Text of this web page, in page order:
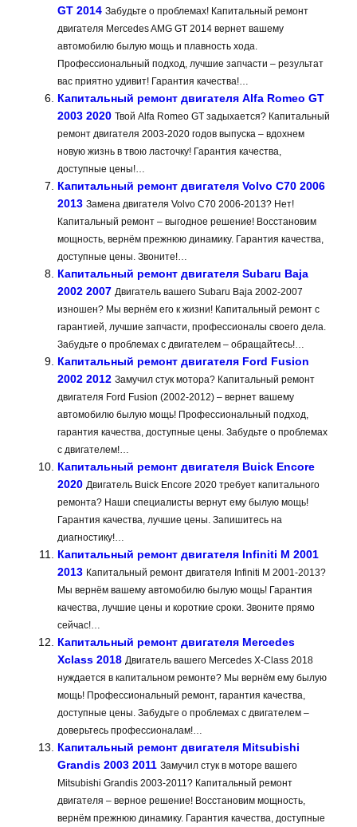
GT 2014 Забудьте о проблемах! Капитальный ремонт
двигателя Mercedes AMG GT 2014 вернет вашему
автомобилю былую мощь и плавность хода.
Профессиональный подход, лучшие запчасти – результат
вас приятно удивит! Гарантия качества!…
Капитальный ремонт двигателя Alfa Romeo GT
2003 2020 Твой Alfa Romeo GT задыхается? Капитальный
ремонт двигателя 2003-2020 годов выпуска – вдохнем
новую жизнь в твою ласточку! Гарантия качества,
доступные цены!…
Капитальный ремонт двигателя Volvo C70 2006
2013 Замена двигателя Volvo C70 2006-2013? Нет!
Капитальный ремонт – выгодное решение! Восстановим
мощность, вернём прежнюю динамику. Гарантия качества,
доступные цены. Звоните!…
Капитальный ремонт двигателя Subaru Baja
2002 2007 Двигатель вашего Subaru Baja 2002-2007
изношен? Мы вернём его к жизни! Капитальный ремонт с
гарантией, лучшие запчасти, профессионалы своего дела.
Забудьте о проблемах с двигателем – обращайтесь!…
Капитальный ремонт двигателя Ford Fusion
2002 2012 Замучил стук мотора? Капитальный ремонт
двигателя Ford Fusion (2002-2012) – вернет вашему
автомобилю былую мощь! Профессиональный подход,
гарантия качества, доступные цены. Забудьте о проблемах
с двигателем!…
Капитальный ремонт двигателя Buick Encore
2020 Двигатель Buick Encore 2020 требует капитального
ремонта? Наши специалисты вернут ему былую мощь!
Гарантия качества, лучшие цены. Запишитесь на
диагностику!…
Капитальный ремонт двигателя Infiniti M 2001
2013 Капитальный ремонт двигателя Infiniti M 2001-2013?
Мы вернём вашему автомобилю былую мощь! Гарантия
качества, лучшие цены и короткие сроки. Звоните прямо
сейчас!…
Капитальный ремонт двигателя Mercedes
Xclass 2018 Двигатель вашего Mercedes X-Class 2018
нуждается в капитальном ремонте? Мы вернём ему былую
мощь! Профессиональный ремонт, гарантия качества,
доступные цены. Забудьте о проблемах с двигателем –
доверьтесь профессионалам!…
Капитальный ремонт двигателя Mitsubishi
Grandis 2003 2011 Замучил стук в моторе вашего
Mitsubishi Grandis 2003-2011? Капитальный ремонт
двигателя – верное решение! Восстановим мощность,
вернём прежнюю динамику. Гарантия качества, доступные